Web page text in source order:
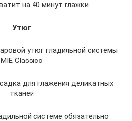
на 40 минут глажки.
Утюг
утюг гладильной системы
MIE Classico
для глажения деликатных
тканей
системе обязательно